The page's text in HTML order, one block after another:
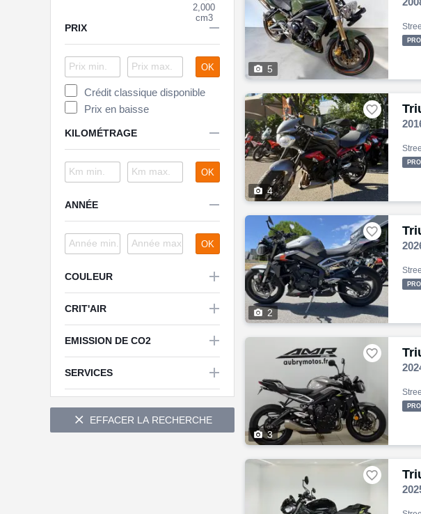
 5
PRO
 4

PRO
 2

PRO
 3

PRO

2,000
cm3
PRIX 
OK
Crédit classique disponible
Prix en baisse
KILOMÉTRAGE 
OK
ANNÉE 
OK
COULEUR 
CRIT'AIR 
EMISSION DE CO2 
SERVICES 

 EFFACER LA RECHERCHE